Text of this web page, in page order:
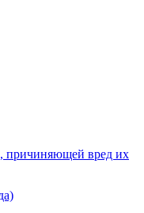
причиняющей вред их